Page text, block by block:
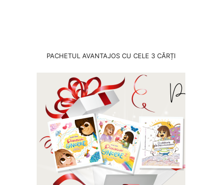
PACHETUL AVANTAJOS CU CELE 3 CĂRȚI